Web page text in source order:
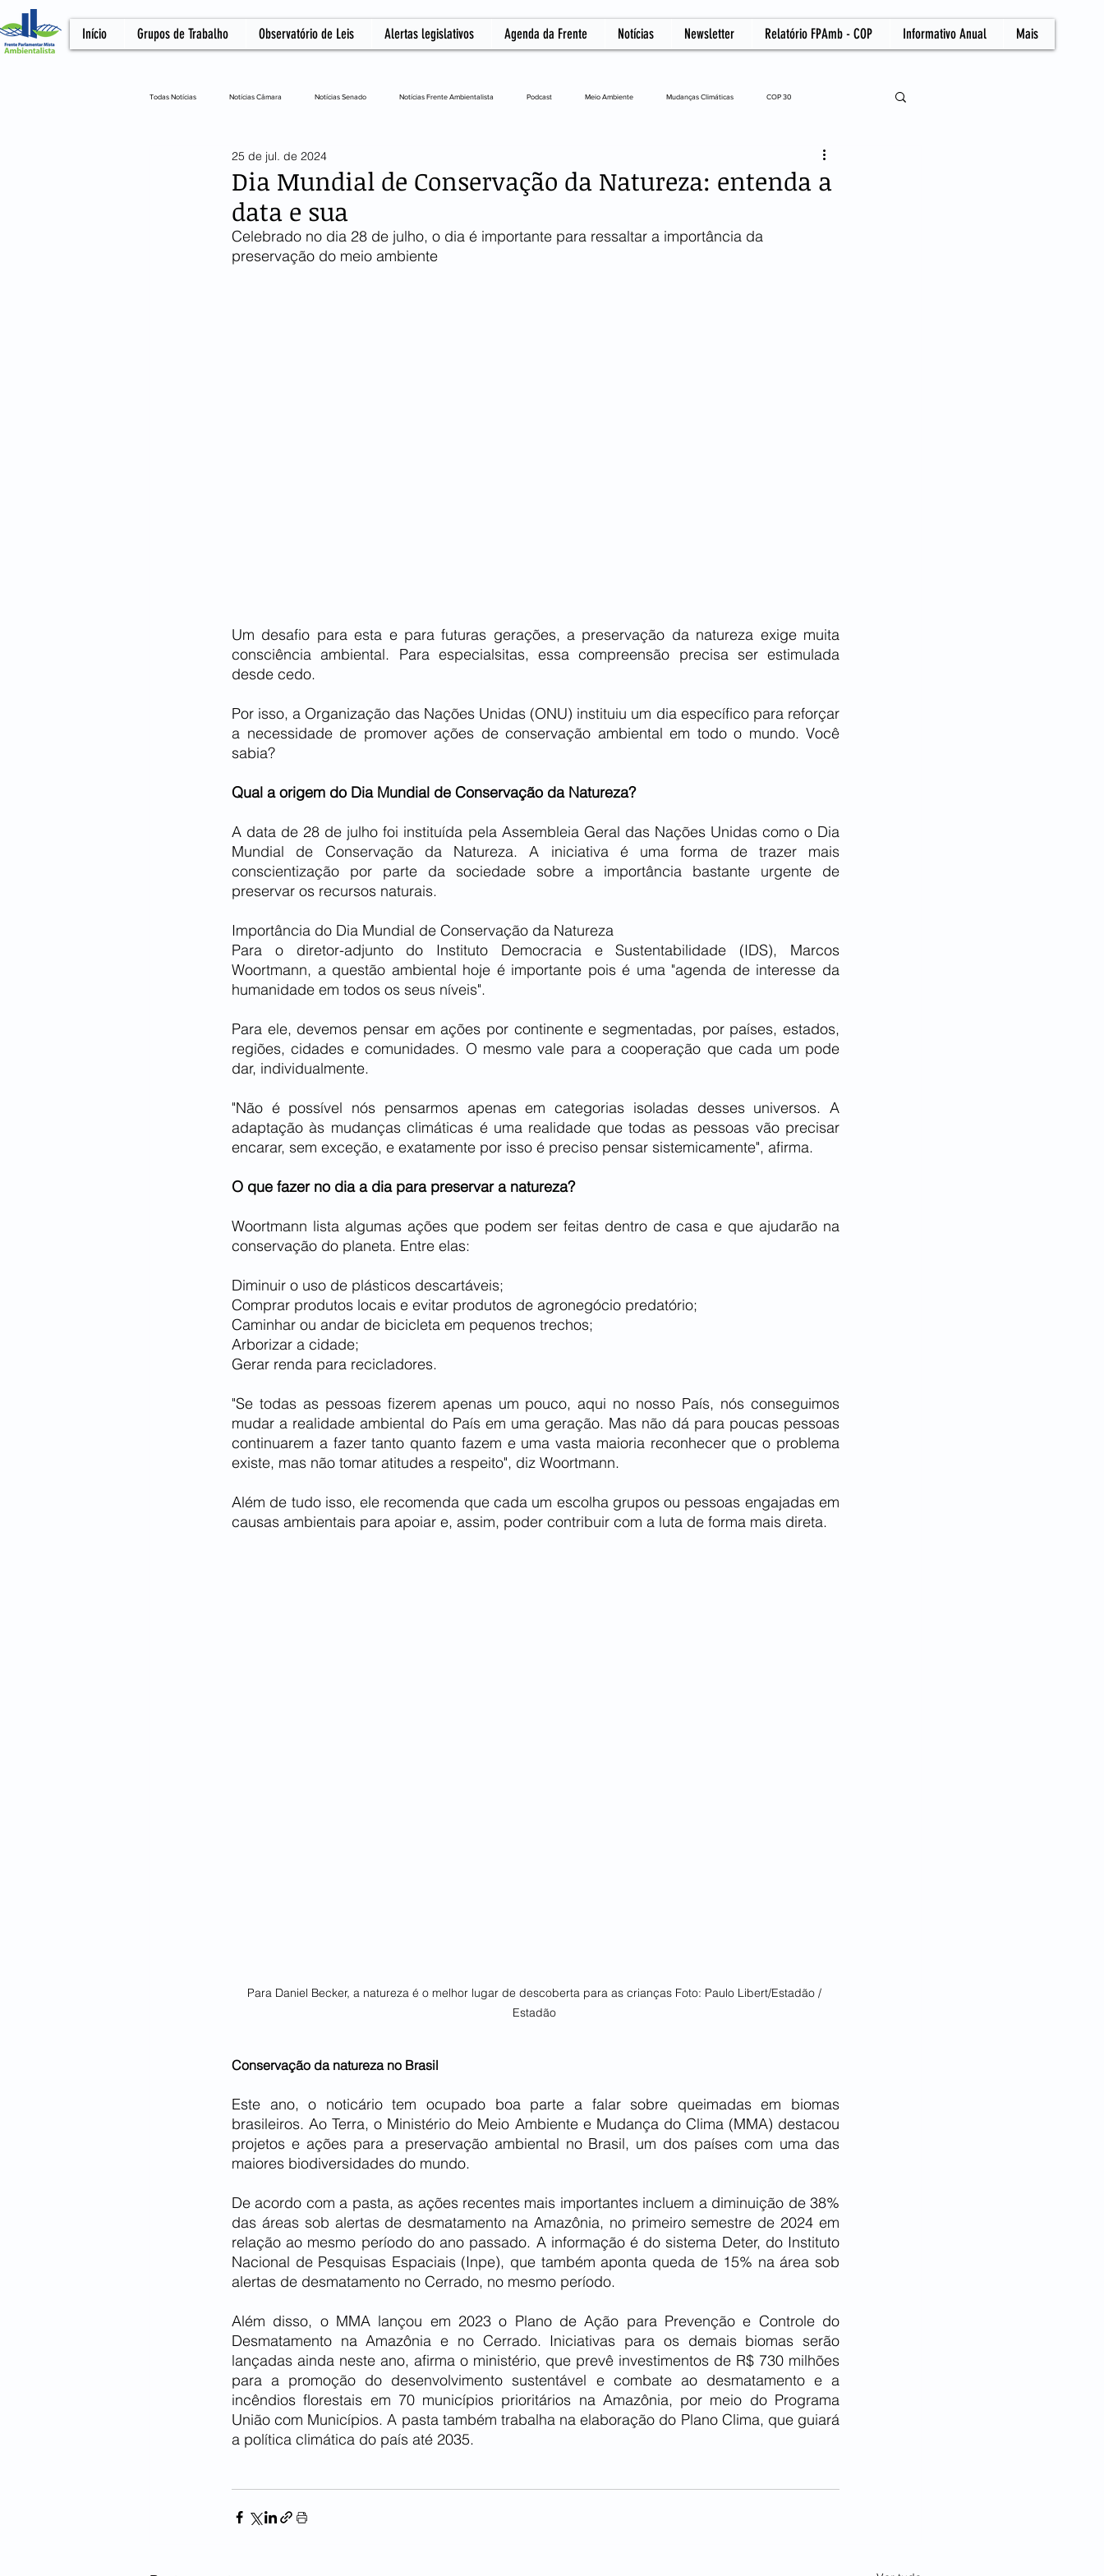
Início Grupos de Trabalho Observatório de Leis Alertas legislativos Agenda da Frente Notícias Newsletter Relatório FPAmb - COP Informativo Anual Mais
Todas Notícias Notícias Câmara Notícias Senado Notícias Frente Ambientalista Podcast Meio Ambiente Mudanças Climáticas COP 30
Notícias Câmara Artigo NOTA OFICIAL
Dia Mundial de Conservação da Natureza: entenda a
data e sua
25 de jul. de 2024
Celebrado no dia 28 de julho, o dia é importante para ressaltar a importância da
preservação do meio ambiente
Um desafio para esta e para futuras gerações, a preservação da natureza exige muita
consciência ambiental. Para especialsitas, essa compreensão precisa ser estimulada
desde cedo.
Por isso, a Organização das Nações Unidas (ONU) instituiu um dia específico para reforçar
a necessidade de promover ações de conservação ambiental em todo o mundo. Você
sabia?
Qual a origem do Dia Mundial de Conservação da Natureza?
A data de 28 de julho foi instituída pela Assembleia Geral das Nações Unidas como o Dia
Mundial de Conservação da Natureza. A iniciativa é uma forma de trazer mais
conscientização por parte da sociedade sobre a importância bastante urgente de
preservar os recursos naturais.
Importância do Dia Mundial de Conservação da Natureza
Para o diretor-adjunto do Instituto Democracia e Sustentabilidade (IDS), Marcos
Woortmann, a questão ambiental hoje é importante pois é uma "agenda de interesse da
humanidade em todos os seus níveis".
Para ele, devemos pensar em ações por continente e segmentadas, por países, estados,
regiões, cidades e comunidades. O mesmo vale para a cooperação que cada um pode
dar, individualmente.
"Não é possível nós pensarmos apenas em categorias isoladas desses universos. A
adaptação às mudanças climáticas é uma realidade que todas as pessoas vão precisar
encarar, sem exceção, e exatamente por isso é preciso pensar sistemicamente", afirma.
O que fazer no dia a dia para preservar a natureza?
Woortmann lista algumas ações que podem ser feitas dentro de casa e que ajudarão na
conservação do planeta. Entre elas:
Diminuir o uso de plásticos descartáveis;
Comprar produtos locais e evitar produtos de agronegócio predatório;
Caminhar ou andar de bicicleta em pequenos trechos;
Arborizar a cidade;
Gerar renda para recicladores.
"Se todas as pessoas fizerem apenas um pouco, aqui no nosso País, nós conseguimos
mudar a realidade ambiental do País em uma geração. Mas não dá para poucas pessoas
continuarem a fazer tanto quanto fazem e uma vasta maioria reconhecer que o problema
existe, mas não tomar atitudes a respeito", diz Woortmann.
Além de tudo isso, ele recomenda que cada um escolha grupos ou pessoas engajadas em
causas ambientais para apoiar e, assim, poder contribuir com a luta de forma mais direta.
Para Daniel Becker, a natureza é o melhor lugar de descoberta para as crianças Foto: Paulo Libert/Estadão /
Estadão
Conservação da natureza no Brasil
Este ano, o noticário tem ocupado boa parte a falar sobre queimadas em biomas
brasileiros. Ao Terra, o Ministério do Meio Ambiente e Mudança do Clima (MMA) destacou
projetos e ações para a preservação ambiental no Brasil, um dos países com uma das
maiores biodiversidades do mundo.
De acordo com a pasta, as ações recentes mais importantes incluem a diminuição de 38%
das áreas sob alertas de desmatamento na Amazônia, no primeiro semestre de 2024 em
relação ao mesmo período do ano passado. A informação é do sistema Deter, do Instituto
Nacional de Pesquisas Espaciais (Inpe), que também aponta queda de 15% na área sob
alertas de desmatamento no Cerrado, no mesmo período.
Além disso, o MMA lançou em 2023 o Plano de Ação para Prevenção e Controle do
Desmatamento na Amazônia e no Cerrado. Iniciativas para os demais biomas serão
lançadas ainda neste ano, afirma o ministério, que prevê investimentos de R$ 730 milhões
para a promoção do desenvolvimento sustentável e combate ao desmatamento e a
incêndios florestais em 70 municípios prioritários na Amazônia, por meio do Programa
União com Municípios. A pasta também trabalha na elaboração do Plano Clima, que guiará
a política climática do país até 2035.